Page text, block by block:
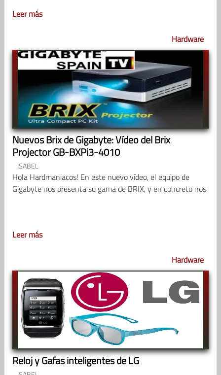
Leer más
Hardware
Nuevos Brix de Gigabyte: Vídeo del Brix
Projector GB-BXPi3-4010
ISABEL
Hola Hardmaniacos! En este nuevo vídeo, el equipo de
Gigabyte nos presenta su gama de BRIX, y en concreto nos
Leer más
Hardware
Reloj y Gafas inteligentes de LG